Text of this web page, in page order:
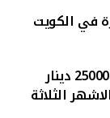
في الكويت
وفيما يتعلق بشروط وأحكام الجوائز والسحب، تتم عملية السحب على 10 جوائز بمعدل 1500 دينار كويتي لـ 10 عملاء أسبوعيا، و1 كيلو من ذهب "بيتك" لعميل واحد شهريا، و25000 دينار
وذلك بعد مراعاة شروط وأحكام السحب وهي أن يودع العميل 3 رواتب خلال الاشهر الثلاثة